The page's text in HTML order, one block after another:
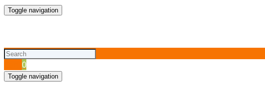
Toggle navigation
0
Toggle navigation